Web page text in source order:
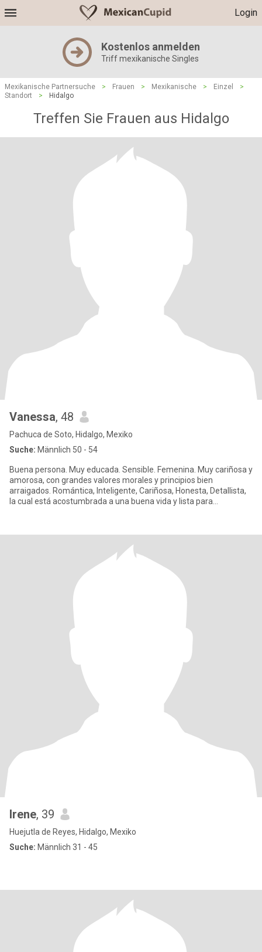
Login
Kostenlos anmelden
Triff mexikanische Singles
Mexikanische Partnersuche > Frauen > Mexikanische > Einzel
>
Standort
> Hidalgo
Treffen Sie Frauen aus Hidalgo
Vanessa, 48
Pachuca de Soto, Hidalgo, Mexiko
Suche: Männlich 50 - 54
Buena persona. Muy educada. Sensible. Femenina. Muy cariñosa y
amorosa, con grandes valores morales y principios bien
arraigados. Romántica, Inteligente, Cariñosa, Honesta, Detallista,
la cual está acostumbrada a una buena vida y lista para
Irene, 39
Huejutla de Reyes, Hidalgo, Mexiko
Suche: Männlich 31 - 45